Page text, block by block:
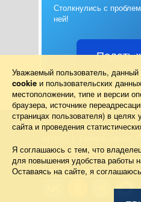
Столкнулись с
ней!
Подать
Правительство Брянской
Схема проезда
Телефон: (4832) 66-26-11,
Для корреспонденции в
Уважаемый пользователь, данный
cookie и пользовательских
местоположении, типе и версии
браузера, источнике
страницах пользователя) в
сайта и проведения
Я соглашаюсь с тем, что
для повышения удобства работы
Оставаясь на сайте, я